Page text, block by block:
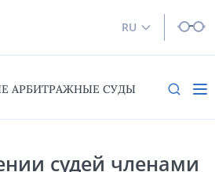
RU
АРБИТРАЖНЫЕ СУДЫ
судей членами